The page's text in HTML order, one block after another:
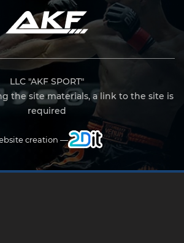
LLC "AKF SPORT"
the site materials, a link to the site is
required
creation —